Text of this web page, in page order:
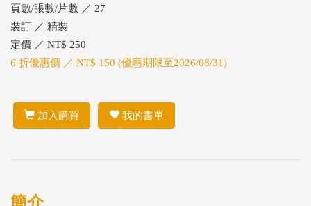
頁數/張數/片數 ／ 27
裝訂 ／ 精裝
定價 ／ NT$ 250
6 折優惠價 ／ NT$ 150 (優惠期限至2026/08/31)
加入購買 我的書單